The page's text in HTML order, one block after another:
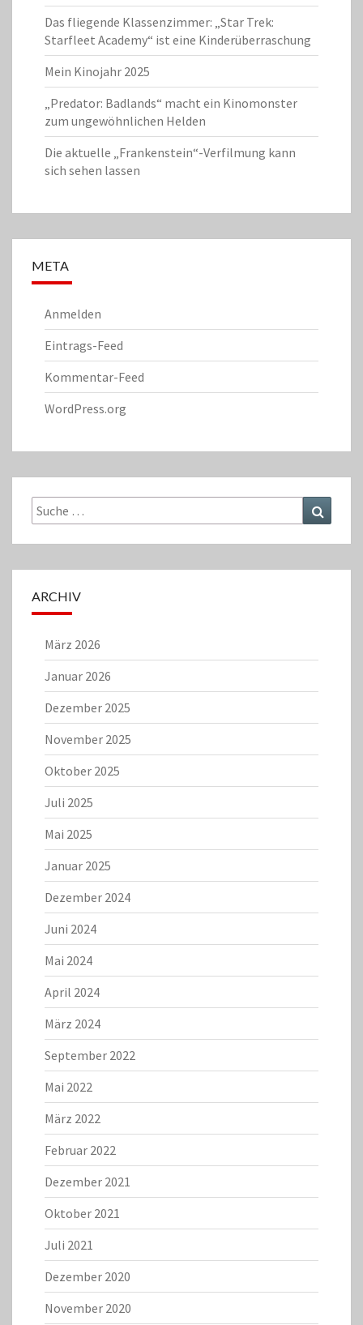
Das fliegende Klassenzimmer: „Star Trek:
Starfleet Academy“ ist eine Kinderüberraschung
Mein Kinojahr 2025
„Predator: Badlands“ macht ein Kinomonster
zum ungewöhnlichen Helden
Die aktuelle „Frankenstein“-Verfilmung kann
sich sehen lassen
META
Anmelden
Eintrags-Feed
Kommentar-Feed
WordPress.org
Suche
nach:
ARCHIV
März 2026
Januar 2026
Dezember 2025
November 2025
Oktober 2025
Juli 2025
Mai 2025
Januar 2025
Dezember 2024
Juni 2024
Mai 2024
April 2024
März 2024
September 2022
Mai 2022
März 2022
Februar 2022
Dezember 2021
Oktober 2021
Juli 2021
Dezember 2020
November 2020